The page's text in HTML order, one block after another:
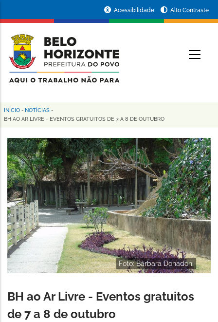
conteúdo
principal
da
Prefeitura
de
Horizonte
Acessibilidade Alto Contraste
Trilha
navegação
INÍCIO - NOTÍCIAS -
BH AO AR LIVRE - EVENTOS GRATUITOS DE 7 A 8 DE OUTUBRO
Foto: Bárbara Donadoni
BH ao Ar Livre - Eventos gratuitos
de 7 a 8 de outubro